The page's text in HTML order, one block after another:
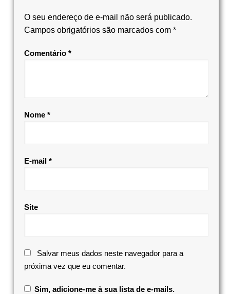
O seu endereço de e-mail não será publicado.
Campos obrigatórios são marcados com *
Comentário *
Nome *
E-mail *
Site
Salvar meus dados neste navegador para a
próxima vez que eu comentar.
Sim, adicione-me à sua lista de e-mails.